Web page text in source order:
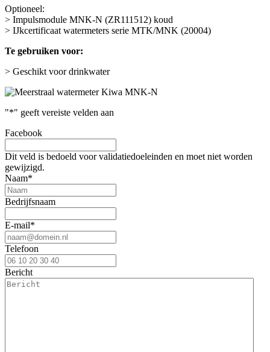
Optioneel:
> Impulsmodule MNK-N (ZR111512) koud
> IJkcertificaat watermeters serie MTK/MNK (20004)
Te gebruiken voor:
> Geschikt voor drinkwater
"*" geeft vereiste velden aan
Facebook
Dit veld is bedoeld voor validatiedoeleinden en moet niet worden
gewijzigd.
Naam*
Bedrijfsnaam
E-mail*
Telefoon
Bericht